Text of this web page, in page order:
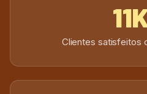
Clientes satisfeitos